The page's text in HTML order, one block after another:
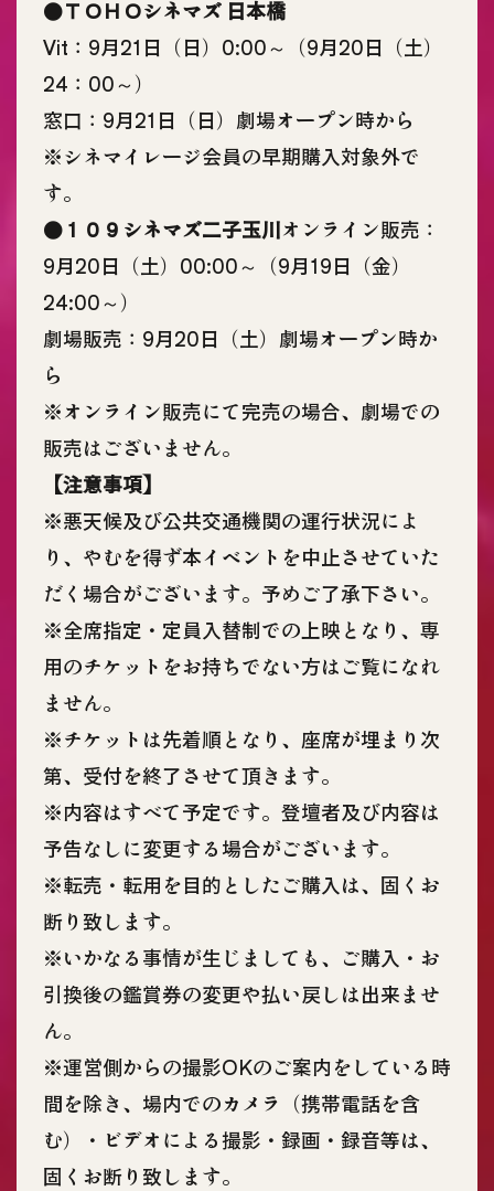
●ＴＯＨＯシネマズ 日本橋
Vit：9月21日（日）0:00～（9月20日（土）
24：00～）
窓口：9月21日（日）劇場オープン時から
※シネマイレージ会員の早期購入対象外で
す。
●１０９シネマズ二子玉川オンライン販売：
9月20日（土）00:00～（9月19日（金）
24:00～）
劇場販売：9月20日（土）劇場オープン時か
ら
※オンライン販売にて完売の場合、劇場での
販売はございません。
【注意事項】
※悪天候及び公共交通機関の運行状況によ
り、やむを得ず本イベントを中止させていた
だく場合がございます。予めご了承下さい。
※全席指定・定員入替制での上映となり、専
用のチケットをお持ちでない方はご覧になれ
ません。
※チケットは先着順となり、座席が埋まり次
第、受付を終了させて頂きます。
※内容はすべて予定です。登壇者及び内容は
予告なしに変更する場合がございます。
※転売・転用を目的としたご購入は、固くお
断り致します。
※いかなる事情が生じましても、ご購入・お
引換後の鑑賞券の変更や払い戻しは出来ませ
ん。
※運営側からの撮影OKのご案内をしている時
間を除き、場内でのカメラ（携帯電話を含
む）・ビデオによる撮影・録画・録音等は、
固くお断り致します。